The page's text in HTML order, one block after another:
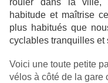
rouler dans la ville,
habitude et maîtrise
plus habitués que
cyclables tranquilles et
Voici une toute petite
vélos à côté de la gare